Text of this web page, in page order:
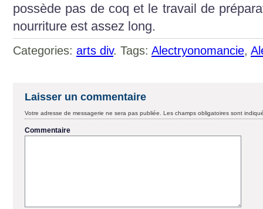
possède pas de coq et le travail de
nourriture est assez long.
Categories: arts div. Tags: Alectryonomancie,
Laisser un commentaire
Votre adresse de messagerie ne sera pas publiée. Les champs obligatoires sont
Commentaire